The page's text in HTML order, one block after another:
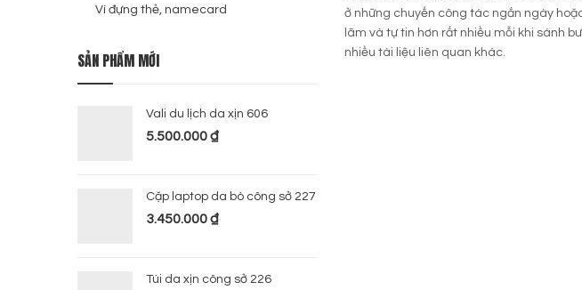
ở những chuyến công tác ngắn ngày
lãm và tự tin hơn rất nhiều mỗi khi sánh
nhiều tài liệu liên quan khác.
Ví đựng thẻ, namecard
SẢN PHẨM MỚI
Vali du lịch da xịn 606
5.500.000₫
Cặp laptop da bò công sở 227
3.450.000₫
Túi da xịn công sở 226